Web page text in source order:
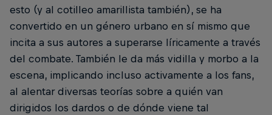
esto (y al cotilleo amarillista también), se ha
convertido en un género urbano en sí mismo que
incita a sus autores a superarse líricamente a través
del combate. También le da más vidilla y morbo a la
escena, implicando incluso activamente a los fans,
al alentar diversas teorías sobre a quién van
dirigidos los dardos o de dónde viene tal